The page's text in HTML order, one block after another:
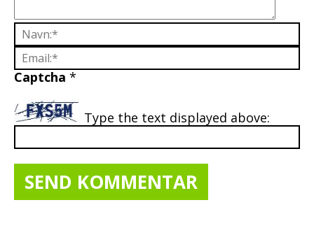
Captcha *
Type the text displayed above: